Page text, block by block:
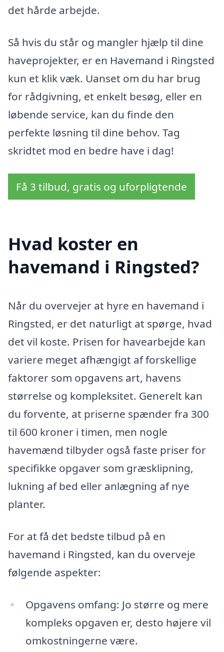
det hårde arbejde.
Så hvis du står og mangler hjælp til dine
haveprojekter, er en Havemand i Ringsted
kun et klik væk. Uanset om du har brug
for rådgivning, et enkelt besøg, eller en
løbende service, kan du finde den
perfekte løsning til dine behov. Tag
skridtet mod en bedre have i dag!
Få 3 tilbud, gratis og uforpligtende
Hvad koster en
havemand i Ringsted?
Når du overvejer at hyre en havemand i
Ringsted, er det naturligt at spørge, hvad
det vil koste. Prisen for havearbejde kan
variere meget afhængigt af forskellige
faktorer som opgavens art, havens
størrelse og kompleksitet. Generelt kan
du forvente, at priserne spænder fra 300
til 600 kroner i timen, men nogle
havemænd tilbyder også faste priser for
specifikke opgaver som græsklipning,
lukning af bed eller anlægning af nye
planter.
For at få det bedste tilbud på en
havemand i Ringsted, kan du overveje
følgende aspekter:
Opgavens omfang: Jo større og mere
kompleks opgaven er, desto højere vil
omkostningerne være.